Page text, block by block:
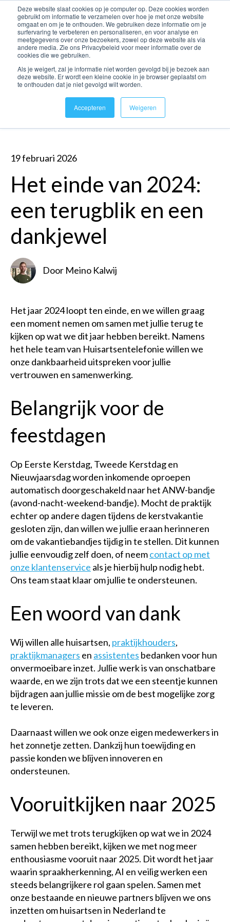
Deze website slaat cookies op je computer op. Deze cookies worden
gebruikt om informatie te verzamelen over hoe je met onze website
omgaat en om je te onthouden. We gebruiken deze informatie om je
surfervaring te verbeteren en personaliseren, en voor analyse en
meetgegevens over onze bezoekers, zowel op deze website als via
andere media. Zie ons Privacybeleid voor meer informatie over de
cookies die we gebruiken.
Als je weigert, zal je informatie niet worden gevolgd bij je bezoek aan
deze website. Er wordt een kleine cookie in je browser geplaatst om
te onthouden dat je niet gevolgd wilt worden.
Accepteren Weigeren
Open
Alle berichten
19 februari 2026
Het einde van 2024:
een terugblik en een
dankjewel
Door Meino Kalwij
Het jaar 2024 loopt ten einde, en we willen graag
een moment nemen om samen met jullie terug te
kijken op wat we dit jaar hebben bereikt. Namens
het hele team van Huisartsentelefonie willen we
onze dankbaarheid uitspreken voor jullie
vertrouwen en samenwerking.
Belangrijk voor de
feestdagen
Op Eerste Kerstdag, Tweede Kerstdag en
Nieuwjaarsdag worden inkomende oproepen
automatisch doorgeschakeld naar het ANW-bandje
(avond-nacht-weekend-bandje). Mocht de praktijk
echter op andere dagen tijdens de kerstvakantie
gesloten zijn, dan willen we jullie eraan herinneren
om de vakantiebandjes tijdig in te stellen. Dit kunnen
jullie eenvoudig zelf doen, of neemcontact op met
onze klantenservice als je hierbij hulp nodig hebt.
Ons team staat klaar om jullie te ondersteunen.
Een woord van dank
Wij willen alle huisartsen, praktijkhouders,
praktijkmanagers en assistentes bedanken voor hun
onvermoeibare inzet. Jullie werk is van onschatbare
waarde, en we zijn trots dat we een steentje kunnen
bijdragen aan jullie missie om de best mogelijke zorg
te leveren.
Daarnaast willen we ook onze eigen medewerkers in
het zonnetje zetten. Dankzij hun toewijding en
passie konden we blijven innoveren en
ondersteunen.
Vooruitkijken naar 2025
Terwijl we met trots terugkijken op wat we in 2024
samen hebben bereikt, kijken we met nog meer
enthousiasme vooruit naar 2025. Dit wordt het jaar
waarin spraakherkenning, AI en veilig werken een
steeds belangrijkere rol gaan spelen. Samen met
onze bestaande en nieuwe partners blijven we ons
inzetten om huisartsen in Nederland te